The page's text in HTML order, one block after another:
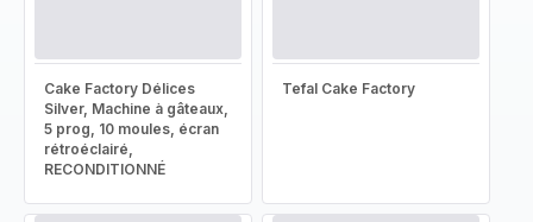
Cake Factory Délices
Silver, Machine à gâteaux,
5 prog, 10 moules, écran
rétroéclairé,
RECONDITIONNÉ
Tefal Cake Factory